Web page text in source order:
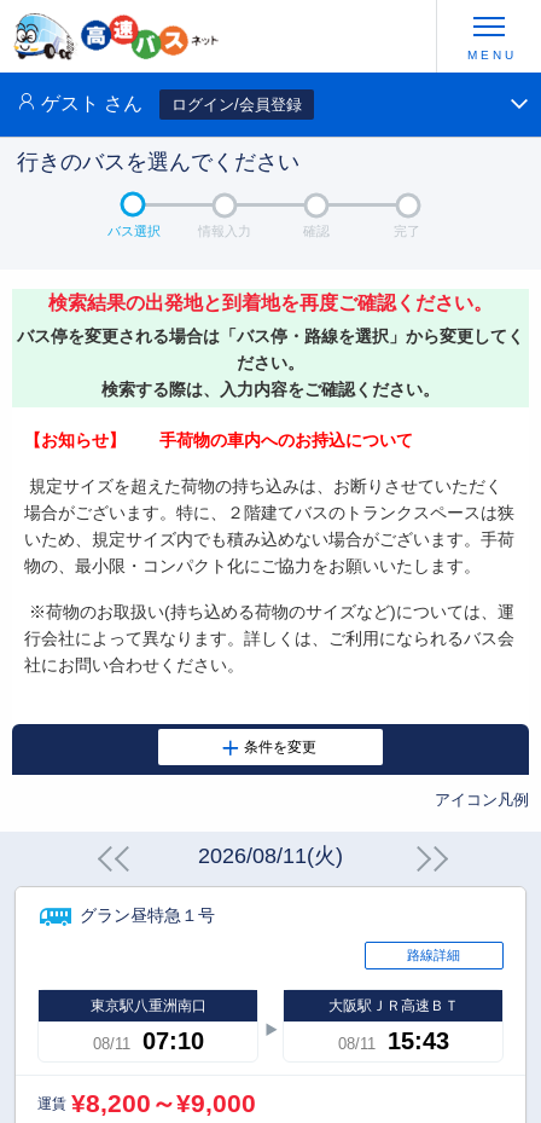
ゲスト さん ログイン/会員登録
行きのバスを選んでください
バス選択 情報入力 確認 完了
検索結果の出発地と到着地を再度ご確認ください。
バス停を変更される場合は「バス停・路線を選択」から変更してく
ださい。
検索する際は、入力内容をご確認ください。
【お知らせ】 手荷物の車内へのお持込について
規定サイズを超えた荷物の持ち込みは、お断りさせていただく
場合がございます。特に、２階建てバスのトランクスペースは狭
いため、規定サイズ内でも積み込めない場合がございます。手荷
物の、最小限・コンパクト化にご協力をお願いいたします。
※荷物のお取扱い(持ち込める荷物のサイズなど)については、運
行会社によって異なります。詳しくは、ご利用になられるバス会
社にお問い合わせください。
アイコン凡例
2026/08/11(火)
グラン昼特急１号
路線詳細
東京駅八重洲南口
08/11 07:10
大阪駅ＪＲ高速ＢＴ
08/11 15:43
運賃 ¥8,200～¥9,000